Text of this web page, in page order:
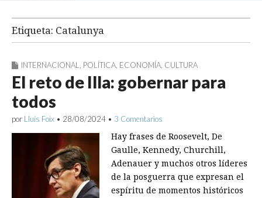
Etiqueta: Catalunya
INTERNACIONAL POLÍTICA ECONOMÍA CULTURA
El reto de Illa: gobernar para
todos
por Lluís Foix • 28/08/2024 • 3 Comentarios
Hay frases de Roosevelt, De
Gaulle, Kennedy, Churchill,
Adenauer y muchos otros líderes
de la posguerra que expresan el
espíritu de momentos históricos